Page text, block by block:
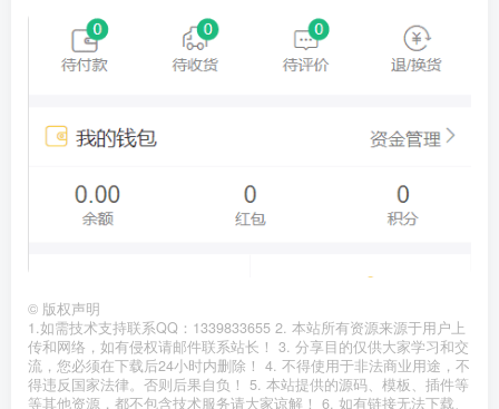
© 版权声明
1.如需技术支持联系QQ：1339833655 2. 本站所有资源来源于用户上
传和网络，如有侵权请邮件联系站长！ 3. 分享目的仅供大家学习和交
流，您必须在下载后24小时内删除！ 4. 不得使用于非法商业用途，不
得违反国家法律。否则后果自负！ 5. 本站提供的源码、模板、插件等
等其他资源，都不包含技术服务请大家谅解！ 6. 如有链接无法下载、